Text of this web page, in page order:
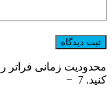
محدودیت زمانی فراتر
کنید. 7
−